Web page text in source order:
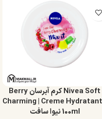
Nivea Soft کرم آبرسان Berry
Charming | Creme
100ml نیوا سافت